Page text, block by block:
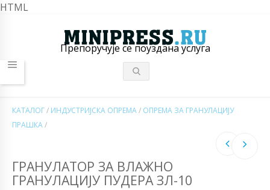
HTML
Препоручује се поуздана услуга
КАТАЛОГ/ ИНДУСТРИЈСКА ОПРЕМА/ ОПРЕМА ЗА ГРАНУЛАЦИЈУ
ПРАШКА/
ГРАНУЛАТОР ЗА ВЛАЖНО
ГРАНУЛАЦИЈУ ПУДЕРА ЗЛ-10